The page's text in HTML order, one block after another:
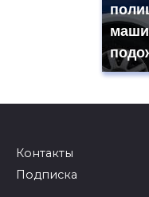
Контакты
Подписка